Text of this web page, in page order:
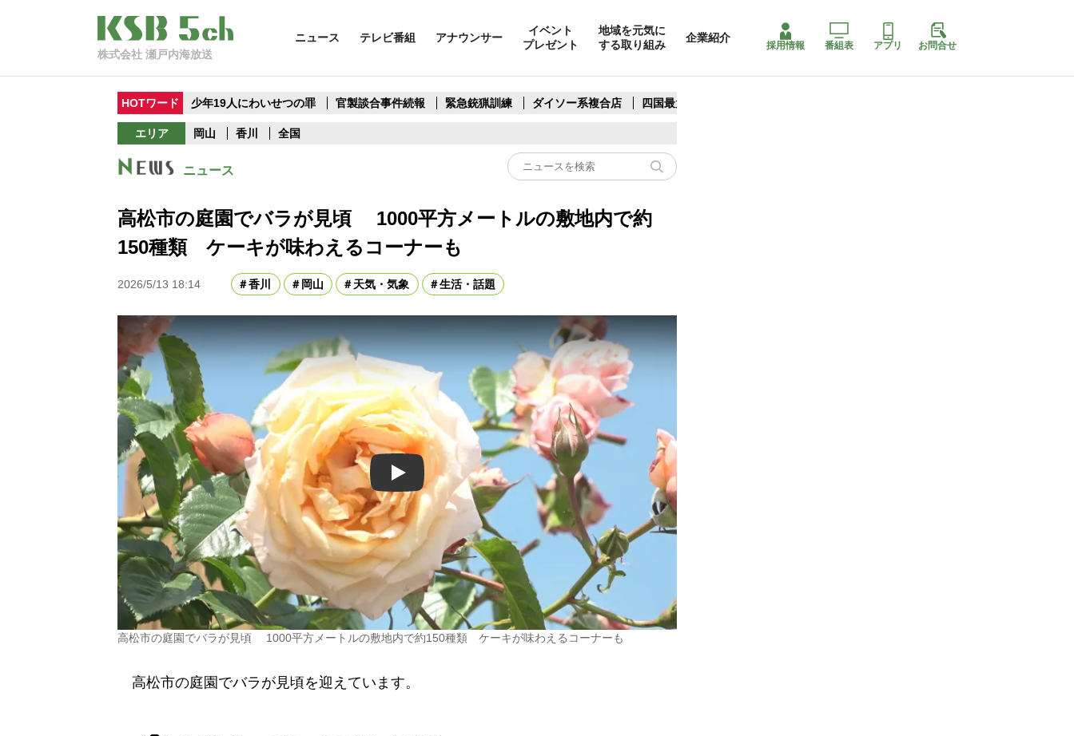
株式会社 瀬戸内海放送
ニュース テレビ番組 アナウンサー
イベント
プレゼント
地域を元気に
する取り組み
企業紹介
採用情報 番組表 アプリ お問合せ
HOTワード 少年19人にわいせつの罪 官製談合事件続報 緊急銃猟訓練 ダイソー系複合店 四国最大スリコ
エリア 岡山 香川 全国
ニュース
高松市の庭園でバラが見頃 1000平方メートルの敷地内で約
150種類 ケーキが味わえるコーナーも
2026/5/13 18:14 香川 岡山 天気・気象 生活・話題
Play
高松市の庭園でバラが見頃 1000平方メートルの敷地内で約150種類 ケーキが味わえるコーナーも
高松市の庭園でバラが見頃を迎えています。